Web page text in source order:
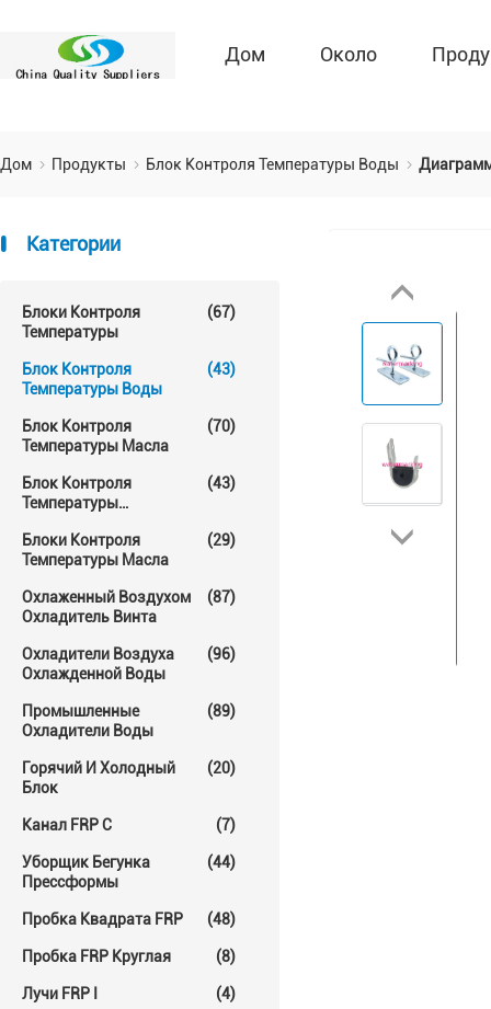
Дом Около
Дом Продукты Блок Контроля Температуры Воды
Категории
Блоки Контроля
Температуры
(67)
Блок Контроля
Температуры Воды
(43)
Блок Контроля
Температуры Масла
(70)
Блок Контроля
Температуры
(43)
Блоки Контроля
Температуры Масла
(29)
Охлаженный Воздухом
Охладитель Винта
(87)
Охладители Воздуха
Охлажденной Воды
(96)
Промышленные
Охладители Воды
(89)
Горячий И Холодный
Блок
(20)
Канал FRP C (7)
Уборщик Бегунка
Прессформы
(44)
Пробка Квадрата FRP (48)
Пробка FRP Круглая (8)
Лучи FRP I (4)